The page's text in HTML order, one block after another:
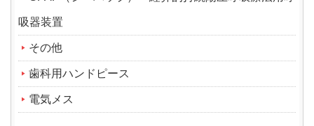
吸器装置
その他
歯科用ハンドピース
電気メス